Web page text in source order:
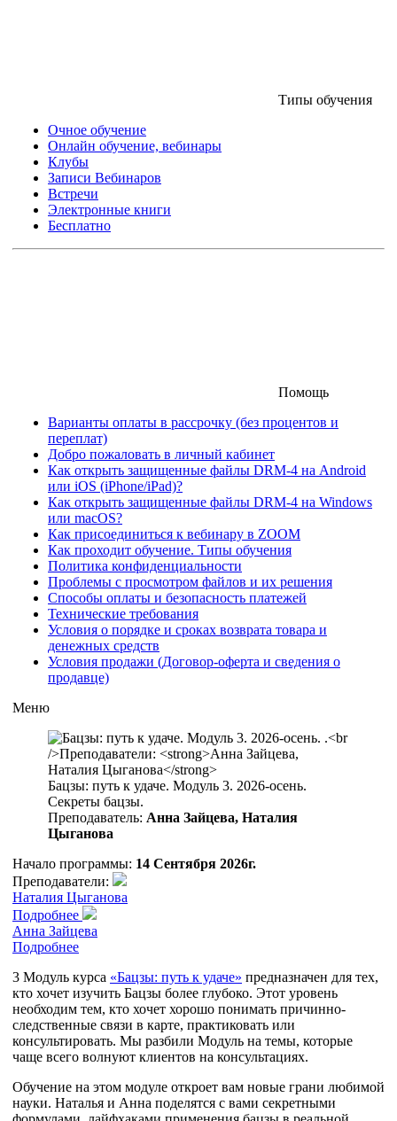
Типы обучения
Очное обучение
Онлайн обучение, вебинары
Клубы
Записи Вебинаров
Встречи
Электронные книги
Бесплатно
Помощь
Варианты оплаты в рассрочку (без процентов и
переплат)
Добро пожаловать в личный кабинет
Как открыть защищенные файлы DRM-4 на Android
или iOS (iPhone/iPad)?
Как открыть защищенные файлы DRM-4 на Windows
или macOS?
Как присоединиться к вебинару в ZOOM
Как проходит обучение. Типы обучения
Политика конфиденциальности
Проблемы с просмотром файлов и их решения
Способы оплаты и безопасность платежей
Технические требования
Условия о порядке и сроках возврата товара и
денежных средств
Условия продажи (Договор-оферта и сведения о
продавце)
Меню
Бацзы: путь к удаче. Модуль 3. 2026-осень.
Секреты бацзы.
Преподаватель: Анна Зайцева, Наталия
Цыганова
Начало программы: 14 Сентября 2026г.
Преподаватели:
Наталия Цыганова
Подробнее
Анна Зайцева
Подробнее
3 Модуль курса «Бацзы: путь к удаче» предназначен для тех,
кто хочет изучить Бацзы более глубоко. Этот уровень
необходим тем, кто хочет хорошо понимать причинно-
следственные связи в карте, практиковать или
консультировать. Мы разбили Модуль на темы, которые
чаще всего волнуют клиентов на консультациях.
Обучение на этом модуле откроет вам новые грани любимой
науки. Наталья и Анна поделятся с вами секретными